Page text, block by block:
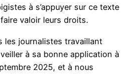
à s’appuyer sur ce texte
valoir leurs droits.
les journalistes travaillant
à sa bonne application à
2025, et à nous